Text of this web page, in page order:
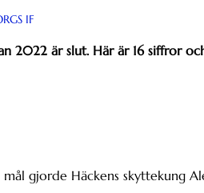
IF
2022 är slut. Här är 16 siffror
mål gjorde Häckens skyttekung